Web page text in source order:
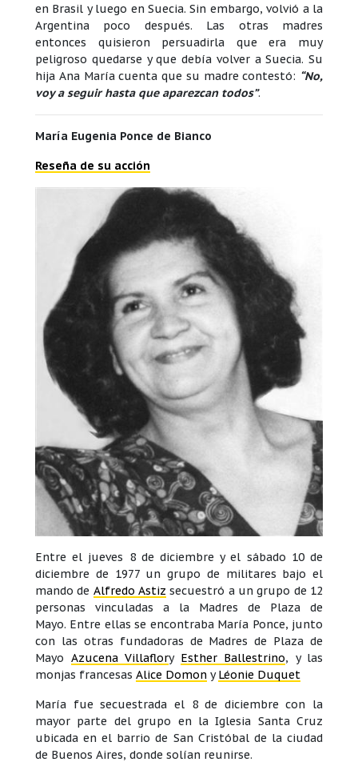
en Brasil y luego en Suecia. Sin embargo, volvió a la
Argentina poco después. Las otras madres
entonces quisieron persuadirla que era muy
peligroso quedarse y que debía volver a Suecia. Su
hija Ana María cuenta que su madre contestó: “No,
voy a seguir hasta que aparezcan todos”.
María Eugenia Ponce de Bianco
Reseña de su acción
Entre el jueves 8 de diciembre y el sábado 10 de
diciembre de 1977 un grupo de militares bajo el
mando de Alfredo Astiz secuestró a un grupo de 12
personas vinculadas a la Madres de Plaza de
Mayo. Entre ellas se encontraba María Ponce, junto
con las otras fundadoras de Madres de Plaza de
Mayo Azucena Villaflory Esther Ballestrino, y las
monjas francesas Alice Domon yLéonie Duquet
María fue secuestrada el 8 de diciembre con la
mayor parte del grupo en la Iglesia Santa Cruz
ubicada en el barrio de San Cristóbal de la ciudad
de Buenos Aires, donde solían reunirse.